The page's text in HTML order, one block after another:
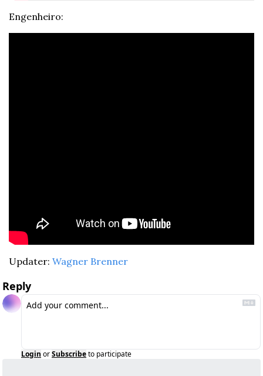
Engenheiro:
Updater: Wagner Brenner
Reply
Login orSubscribeto participate